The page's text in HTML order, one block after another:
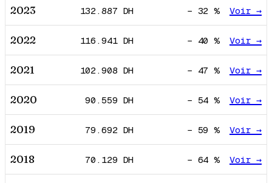
2023 132.887 DH − 32 % Voir →
2022 116.941DH − 40 % Voir →
2021 102.908 DH − 47 % Voir →
2020 90.559 DH − 54 % Voir →
2019 79.692 DH − 59 % Voir →
2018 70.129 DH − 64 % Voir →